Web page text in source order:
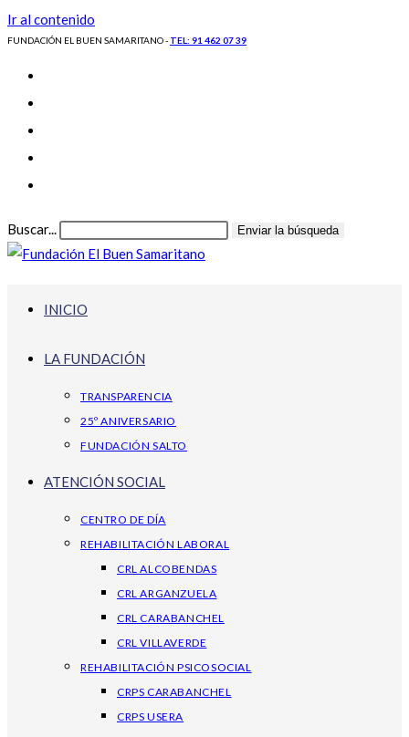
Ir al contenido
FUNDACIÓN EL BUEN SAMARITANO - TEL: 91 462 07 39
Buscar... Enviar la búsqueda
INICIO
LA FUNDACIÓN
TRANSPARENCIA
25º ANIVERSARIO
FUNDACIÓN SALTO
ATENCIÓN SOCIAL
CENTRO DE DÍA
REHABILITACIÓN LABORAL
CRL ALCOBENDAS
CRL ARGANZUELA
CRL CARABANCHEL
CRL VILLAVERDE
REHABILITACIÓN PSICOSOCIAL
CRPS CARABANCHEL
CRPS USERA